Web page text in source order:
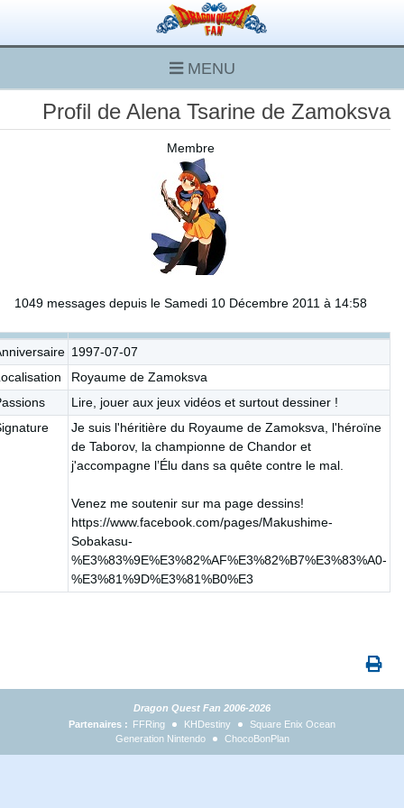
MENU
Profil de Alena Tsarine de Zamoksva
Membre
1049 messages depuis le Samedi 10 Décembre 2011 à 14:58
1997-07-07
Royaume de Zamoksva
Lire, jouer aux jeux vidéos et surtout dessiner !
Je suis l'héritière du Royaume de Zamoksva, l'héroïne
de Taborov, la championne de Chandor et
j'accompagne l’Élu dans sa quête contre le mal.
Venez me soutenir sur ma page dessins!
https://www.facebook.com/pages/Makushime-
Sobakasu-
%E3%83%9E%E3%82%AF%E3%82%B7%E3%83%A0-
%E3%81%9D%E3%81%B0%E3
Dragon Quest Fan 2006-2026
Partenaires : FFRing KHDestiny
Square Enix Ocean
Generation Nintendo
ChocoBonPlan